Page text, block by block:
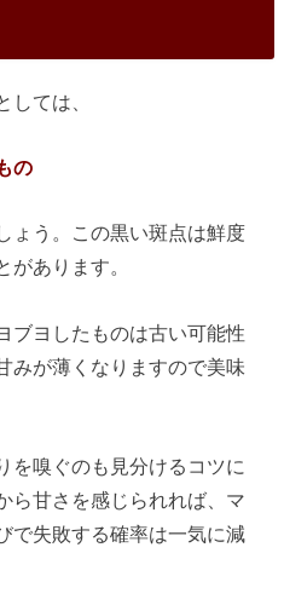
しては、
の
ょう。この黒い斑点は鮮度
があります。
ブヨしたものは古い可能性
みが薄くなりますので美味
を嗅ぐのも見分けるコツに
ら甘さを感じられれば、マ
で失敗する確率は一気に減